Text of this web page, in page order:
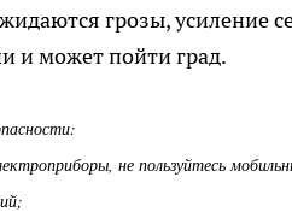
грозы, усиление
и может пойти град.
не пользуйтесь